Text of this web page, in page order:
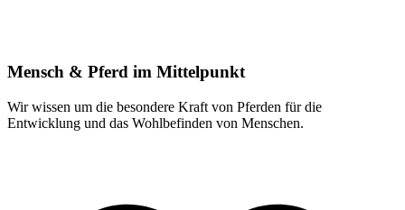
Mensch & Pferd im Mittelpunkt
Wir wissen um die besondere Kraft von Pferden für die
Entwicklung und das Wohlbefinden von Menschen.